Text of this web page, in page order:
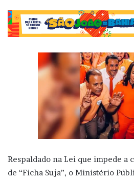
Respaldado na Lei que impede a
de “Ficha Suja”, o Ministério